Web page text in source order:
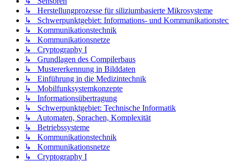
↳ Herstellungprozesse für siliziumbasierte Mikrosysteme
↳ Schwerpunktgebiet: Informations- und
↳ Kommunikationstechnik
↳ Kommunikationsnetze
↳ Cryptography I
↳ Grundlagen des Compilerbaus
↳ Mustererkennung in Bilddaten
↳ Einführung in die Medizintechnik
↳ Mobilfunksystemkonzepte
↳ Informationsübertragung
↳ Schwerpunktgebiet: Technische Informatik
↳ Automaten, Sprachen, Komplexität
↳ Betriebssysteme
↳ Kommunikationstechnik
↳ Kommunikationsnetze
↳ Cryptography I